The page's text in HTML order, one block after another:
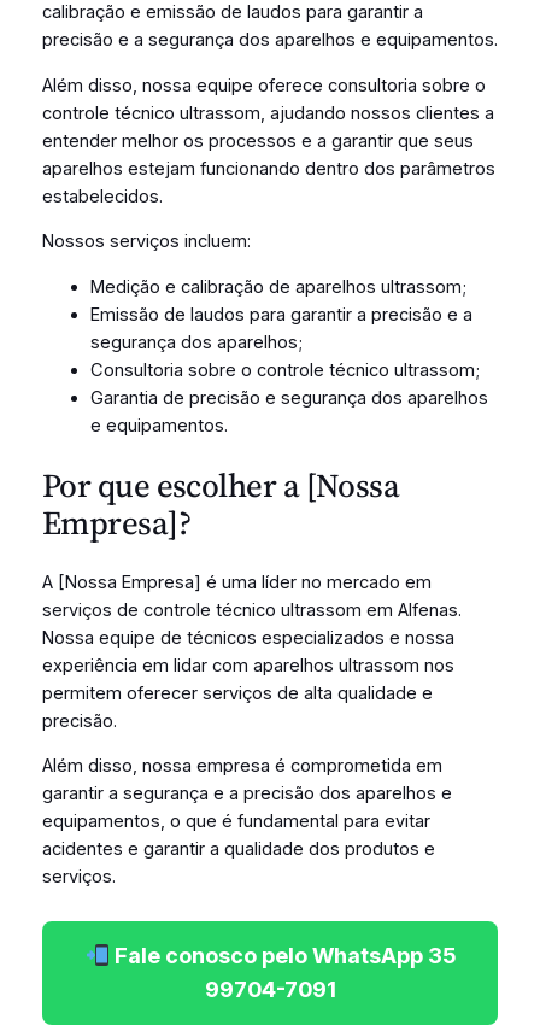
calibração e emissão de laudos para garantir a
precisão e a segurança dos aparelhos e equipamentos.
Além disso, nossa equipe oferece consultoria sobre o
controle técnico ultrassom, ajudando nossos clientes a
entender melhor os processos e a garantir que seus
aparelhos estejam funcionando dentro dos parâmetros
estabelecidos.
Nossos serviços incluem:
Medição e calibração de aparelhos ultrassom;
Emissão de laudos para garantir a precisão e a
segurança dos aparelhos;
Consultoria sobre o controle técnico ultrassom;
Garantia de precisão e segurança dos aparelhos
e equipamentos.
Por que escolher a [Nossa
Empresa]?
A [Nossa Empresa] é uma líder no mercado em
serviços de controle técnico ultrassom em Alfenas.
Nossa equipe de técnicos especializados e nossa
experiência em lidar com aparelhos ultrassom nos
permitem oferecer serviços de alta qualidade e
precisão.
Além disso, nossa empresa é comprometida em
garantir a segurança e a precisão dos aparelhos e
equipamentos, o que é fundamental para evitar
acidentes e garantir a qualidade dos produtos e
serviços.
Fale conosco pelo WhatsApp 35
99704-7091